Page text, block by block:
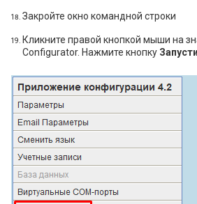
Закройте окно командной строки
Кликните правой кнопкой мыши на
Configurator. Нажмите кнопку